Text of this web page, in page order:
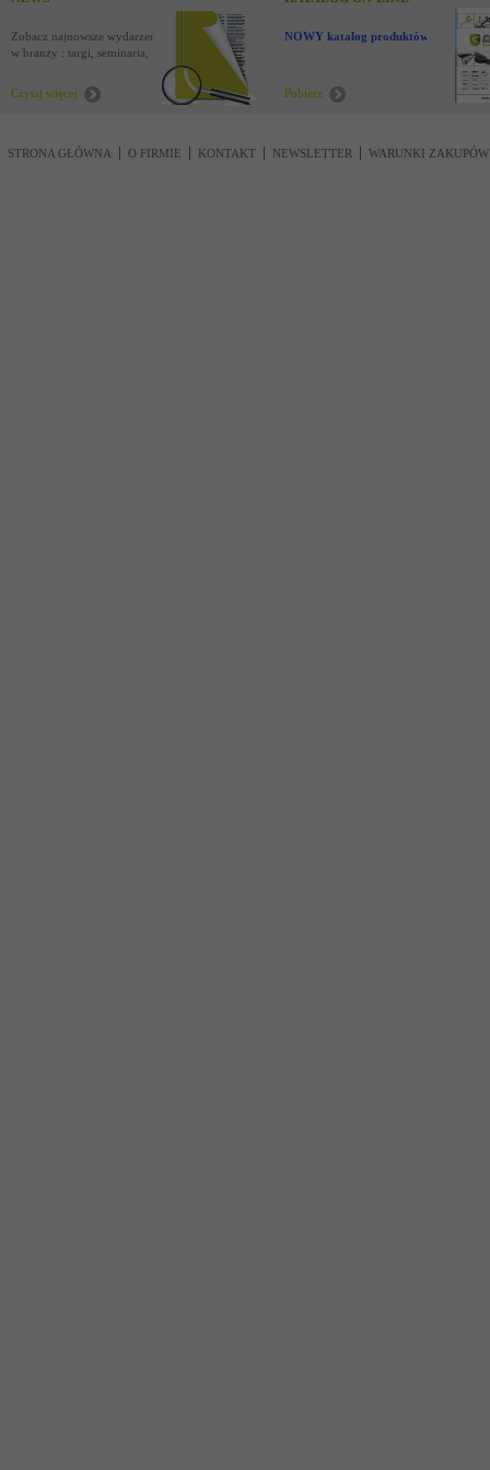
Zobacz najnowsze wydarzenia
w branży : targi, seminaria,
Czytaj więcej
NOWY katalog produktów !
Pobierz
STRONA GŁÓWNA O FIRMIE KONTAKT NEWSLETTER WARUNKI ZAKUPÓW